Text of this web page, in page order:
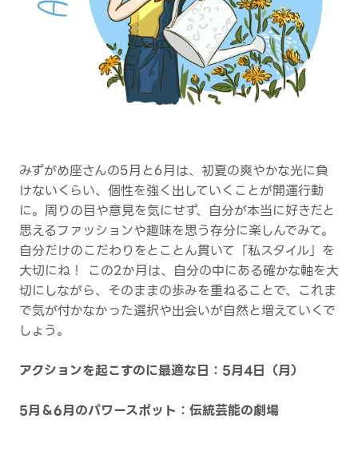
みずがめ座さんの5月と6月は、初夏の爽やかな光に負
けないくらい、個性を強く出していくことが開運行動
に。周りの目や意見を気にせず、自分が本当に好きだと
思えるファッションや趣味を思う存分に楽しんでみて。
自分だけのこだわりをとことん貫いて「私スタイル」を
大切にね！ この2か月は、自分の中にある確かな軸を大
切にしながら、そのままの歩みを重ねることで、これま
で気が付かなかった選択や出会いが自然と増えていくで
しょう。
アクションを起こすのに最適な日：5月4日（月）
5月＆6月のパワースポット：伝統芸能の劇場